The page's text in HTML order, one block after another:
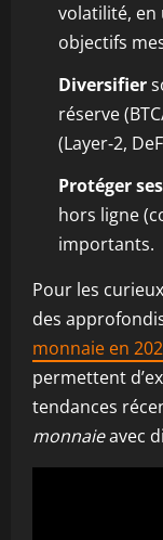
volatilité, en
objectifs
Diversifier
réserve
(Layer‑2,
Protéger
hors ligne
importants.
Pour les
des
monnaie en
permettent
tendances
monnaieavec